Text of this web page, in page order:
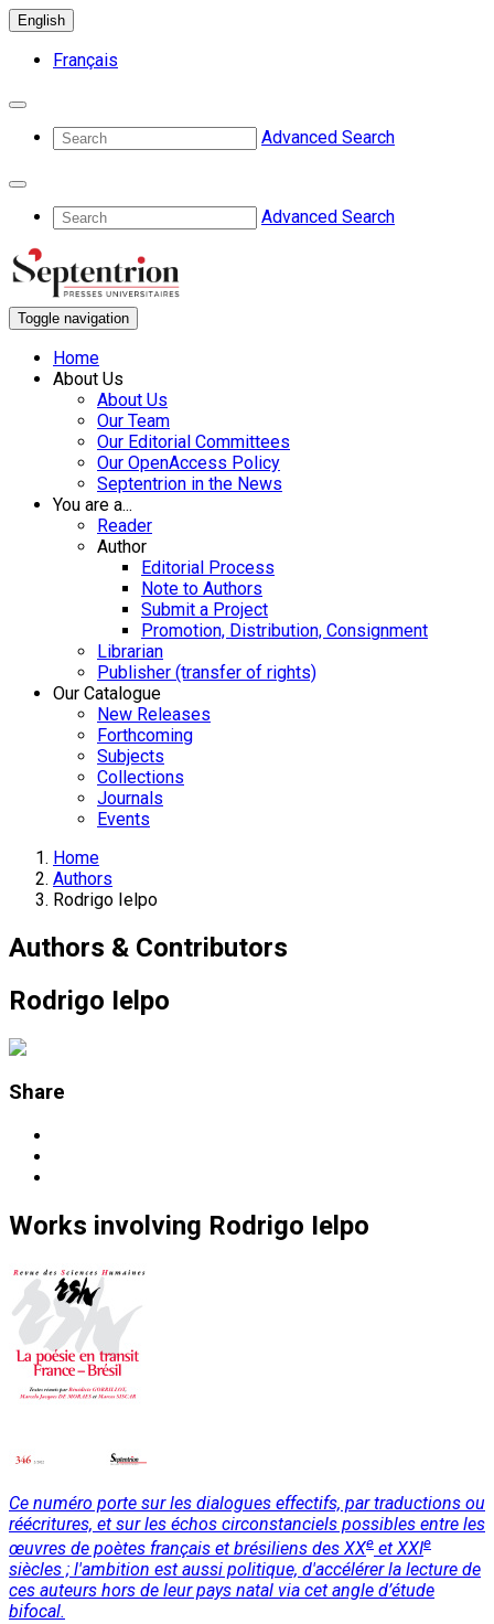
English
Français
Advanced Search
Advanced Search
Toggle navigation
Home
About Us
About Us
Our Team
Our Editorial Committees
Our OpenAccess Policy
Septentrion in the News
You are a...
Reader
Author
Editorial Process
Note to Authors
Submit a Project
Promotion, Distribution, Consignment
Librarian
Publisher (transfer of rights)
Our Catalogue
New Releases
Forthcoming
Subjects
Collections
Journals
Events
Home
Authors
Rodrigo Ielpo
Authors & Contributors
Rodrigo Ielpo
Share
Works involving Rodrigo Ielpo
Ce numéro porte sur les dialogues effectifs, par traductions ou
réécritures, et sur les échos circonstanciels possibles entre les
œuvres de poètes français et brésiliens des XXe et XXIe
siècles ; l'ambition est aussi politique, d'accélérer la lecture de
ces auteurs hors de leur pays natal via cet angle d’étude
bifocal.